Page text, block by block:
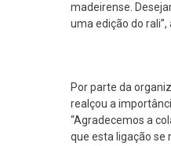
madeirense.
uma edição do rali”,
Por parte da
realçou a
“Agradecemos a
que esta ligação se